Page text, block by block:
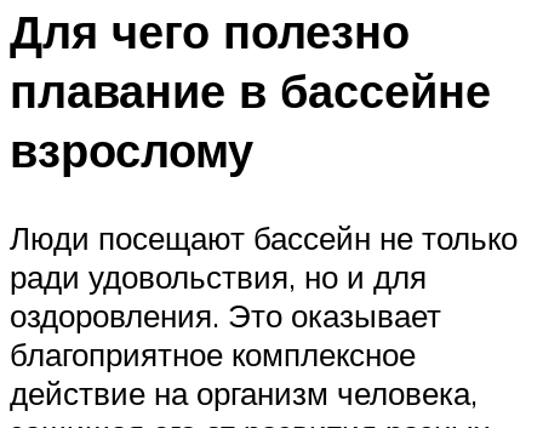
Для чего полезно
плавание в бассейне
взрослому
Люди посещают бассейн не только
ради удовольствия, но и для
оздоровления. Это оказывает
благоприятное комплексное
действие на организм человека,